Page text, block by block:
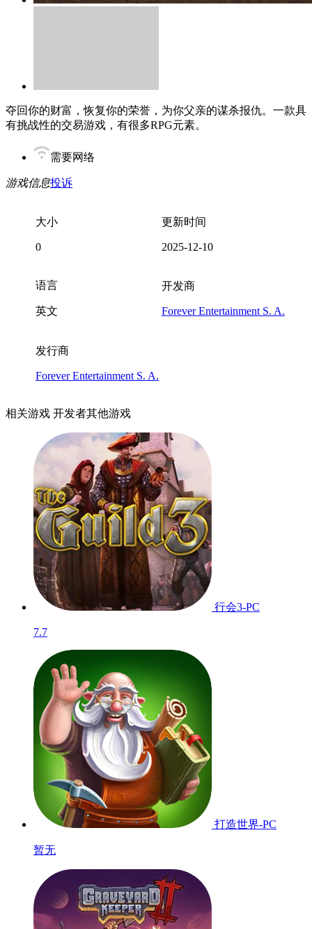
夺回你的财富，恢复你的荣誉，为你父亲的谋杀报仇。一款具
有挑战性的交易游戏，有很多RPG元素。
需要网络
游戏信息投诉
大小
0
更新时间
2025-12-10